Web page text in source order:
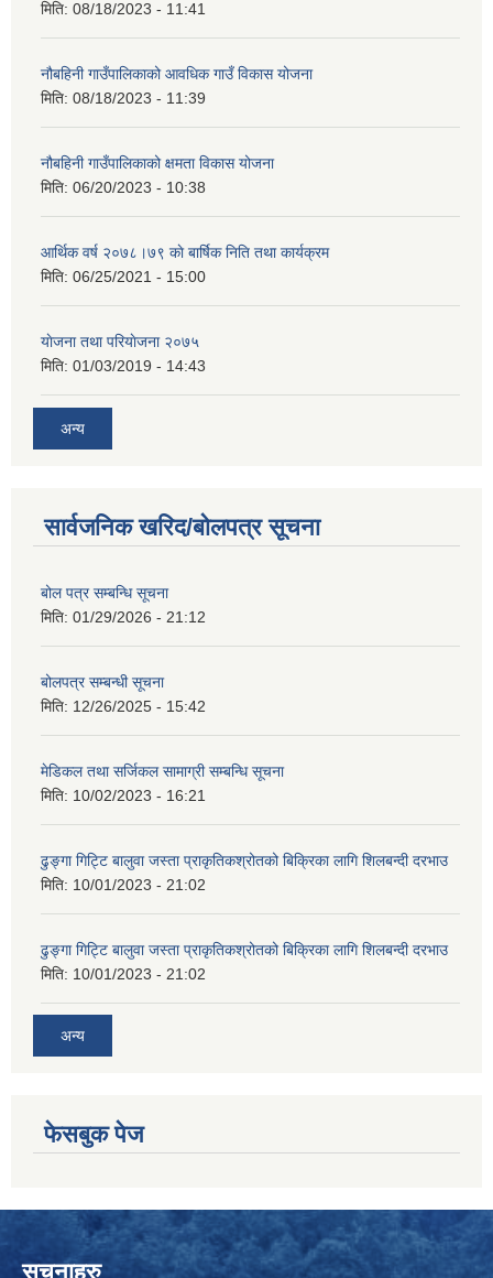
मिति: 08/18/2023 - 11:41
नौबहिनी गाउँपालिकाको आवधिक गाउँ विकास योजना
मिति: 08/18/2023 - 11:39
नौबहिनी गाउँपालिकाको क्षमता विकास योजना
मिति: 06/20/2023 - 10:38
आर्थिक वर्ष २०७८।७९ काे बार्षिक निति तथा कार्यक्रम
मिति: 06/25/2021 - 15:00
याेजना तथा परियाेजना २०७५
मिति: 01/03/2019 - 14:43
अन्य
सार्वजनिक खरिद/बोलपत्र सूचना
बोल पत्र सम्बन्धि सूचना
मिति: 01/29/2026 - 21:12
बोलपत्र सम्बन्धी सूचना
मिति: 12/26/2025 - 15:42
मेडिकल तथा सर्जिकल सामाग्री सम्बन्धि सूचना
मिति: 10/02/2023 - 16:21
ढुङ्गा गिट्टि बालुवा जस्ता प्राकृतिकश्रोतको बिक्रिका लागि शिलबन्दी दरभाउ
मिति: 10/01/2023 - 21:02
ढुङ्गा गिट्टि बालुवा जस्ता प्राकृतिकश्रोतको बिक्रिका लागि शिलबन्दी दरभाउ
मिति: 10/01/2023 - 21:02
अन्य
फेसबुक पेज
सुचनाहरु